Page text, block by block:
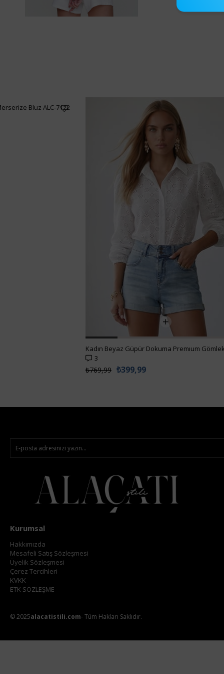
Bluz ALC-7122
3
₺399,99
₺769,99
Kurumsal
Hakkımızda
Mesafeli Satış Sözleşmesi
Üyelik Sözleşmesi
Çerez Tercihleri
KVKK
ETK SÖZLEŞME
© 2025alacatistili.com- Tüm Hakları Saklıdır.